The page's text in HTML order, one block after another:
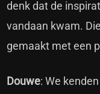
denk dat de
vandaan kwam.
gemaakt met een
Douwe: We